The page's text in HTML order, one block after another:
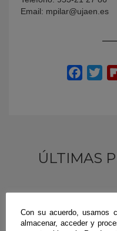
Email: mpilar@ujaen.es
ÚLTIMAS
Con su acuerdo, usamos
almacenar, acceder y